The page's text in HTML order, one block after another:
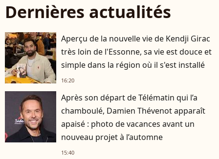
Dernières actualités
Aperçu de la nouvelle vie de Kendji Girac
très loin de l'Essonne, sa vie est douce et
simple dans la région où il s'est installé
16:20
Après son départ de Télématin qui l’a
chamboulé, Damien Thévenot apparaît
apaisé : photo de vacances avant un
nouveau projet à l’automne
15:40